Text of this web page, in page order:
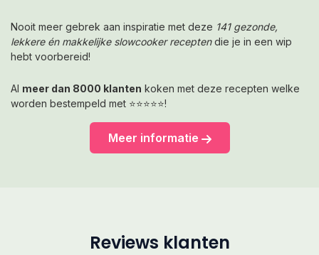
Nooit meer gebrek aan inspiratie met deze 141 gezonde,
lekkere én makkelijke slowcooker receptendie je in een wip
hebt voorbereid!
Al meer dan 8000 klanten koken met deze recepten welke
worden bestempeld met ⭐⭐⭐⭐⭐!
Meer informatie
Reviews klanten